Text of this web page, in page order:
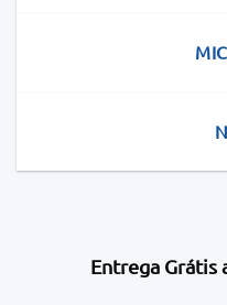
Entrega Grátis